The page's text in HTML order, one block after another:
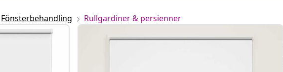
Fönsterbehandling Rullgardiner & persienner